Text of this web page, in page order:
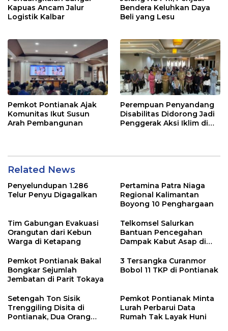
Kapuas Ancam Jalur
Logistik Kalbar
Bendera Keluhkan Daya
Beli yang Lesu
Pemkot Pontianak Ajak
Komunitas Ikut Susun
Arah Pembangunan
Perempuan Penyandang
Disabilitas Didorong Jadi
Penggerak Aksi Iklim di
Related News
Penyelundupan 1.286
Telur Penyu Digagalkan
Pertamina Patra Niaga
Regional Kalimantan
Boyong 10 Penghargaan
Tim Gabungan Evakuasi
Orangutan dari Kebun
Warga di Ketapang
Telkomsel Salurkan
Bantuan Pencegahan
Dampak Kabut Asap di
Pemkot Pontianak Bakal
Bongkar Sejumlah
Jembatan di Parit Tokaya
3 Tersangka Curanmor
Bobol 11 TKP di Pontianak
Setengah Ton Sisik
Trenggiling Disita di
Pontianak, Dua Orang
Pemkot Pontianak Minta
Lurah Perbarui Data
Rumah Tak Layak Huni